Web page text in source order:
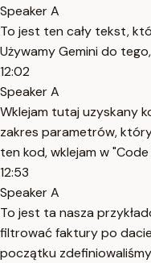
Speaker A
To jest ten cały tekst,
Używamy Gemini do
12:02
Speaker A
Wklejam tutaj uzyskany
zakres parametrów,
ten kod, wklejam w
12:53
Speaker A
To jest ta nasza
filtrować faktury po
początku